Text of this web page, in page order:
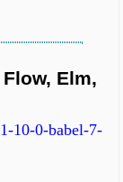
Elm,
10-0-babel-7-